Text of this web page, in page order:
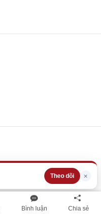
Bình luận Chia sẻ
Theo dõi ×